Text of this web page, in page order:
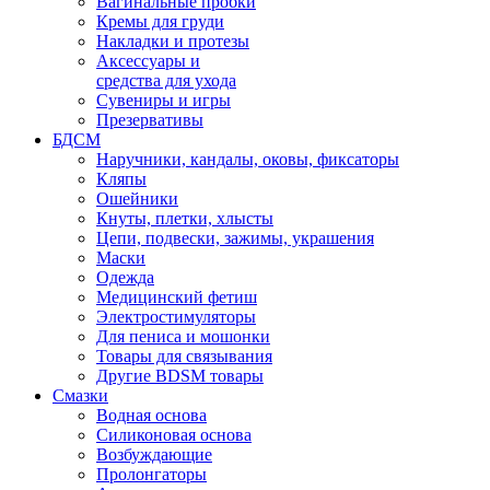
Кремы для груди
Накладки и протезы
Аксессуары и
средства для ухода
Сувениры и игры
Презервативы
БДСМ
Наручники, кандалы, оковы, фиксаторы
Кляпы
Ошейники
Кнуты, плетки, хлысты
Цепи, подвески, зажимы, украшения
Маски
Одежда
Медицинский фетиш
Электростимуляторы
Для пениса и мошонки
Товары для связывания
Другие BDSM товары
Смазки
Водная основа
Силиконовая основа
Возбуждающие
Пролонгаторы